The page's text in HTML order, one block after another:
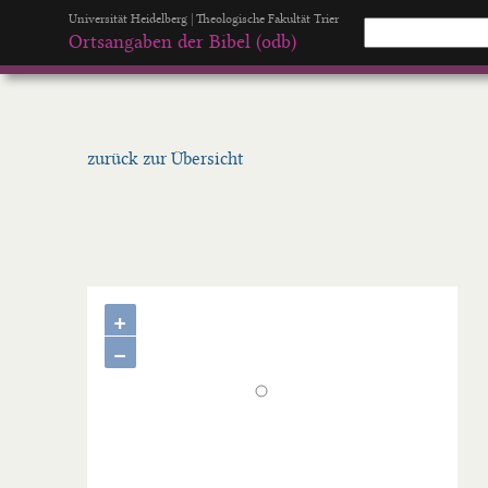
Universität Heidelberg | Theologische Fakultät Trier
Ortsangaben der Bibel (odb)
zurück zur Übersicht
+
−